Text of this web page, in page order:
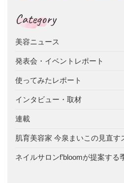
Category
美容ニュース
発表会・イベントレポート
使ってみたレポート
インタビュー・取材
連載
肌育美容家 今泉まいこの見直す
ネイルサロンf’bloomが提案する